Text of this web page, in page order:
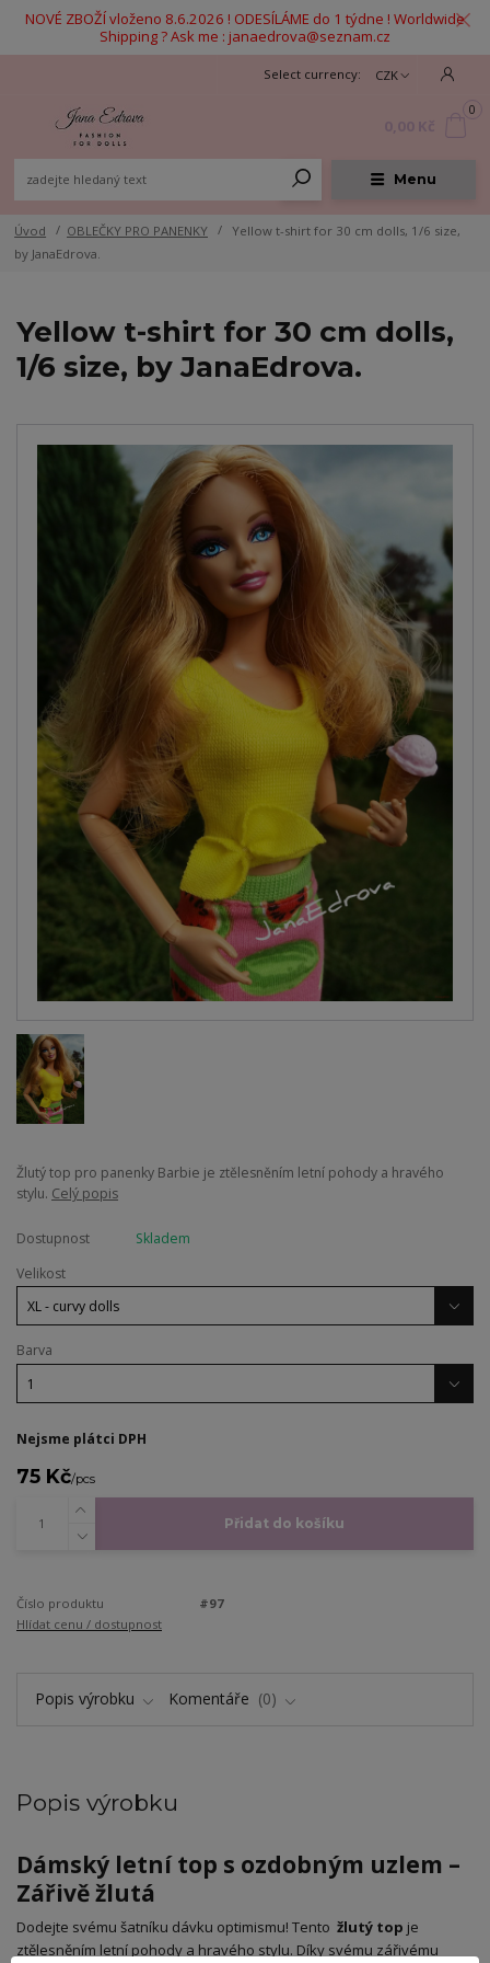
NOVÉ ZBOŽÍ vloženo 8.6.2026 ! ODESÍLÁME do 1 týdne ! Worldwide
Shipping ? Ask me : janaedrova@seznam.cz
Menu
CZK
0
Úvod OBLEČKY PRO PANENKY
Yellow t-shirt for 30 cm dolls, 1/6 size,
by JanaEdrova.
Yellow t-shirt for 30 cm dolls,
1/6 size, by JanaEdrova.
Žlutý top pro panenky Barbie je ztělesněním letní pohody a hravého
stylu. Celý popis
Dostupnost
Skladem
Velikost
Barva
Nejsme plátci DPH
75 Kč/pcs
Přidat do košíku
Číslo produktu
#97
Hlídat cenu / dostupnost
Popis výrobku Komentáře 0
Popis výrobku
Dámský letní top s ozdobným uzlem –
Zářivě žlutá
​Dodejte svému šatníku dávku optimismu! Tento žlutý top je
ztělesněním letní pohody a hravého stylu. Díky svému zářivému